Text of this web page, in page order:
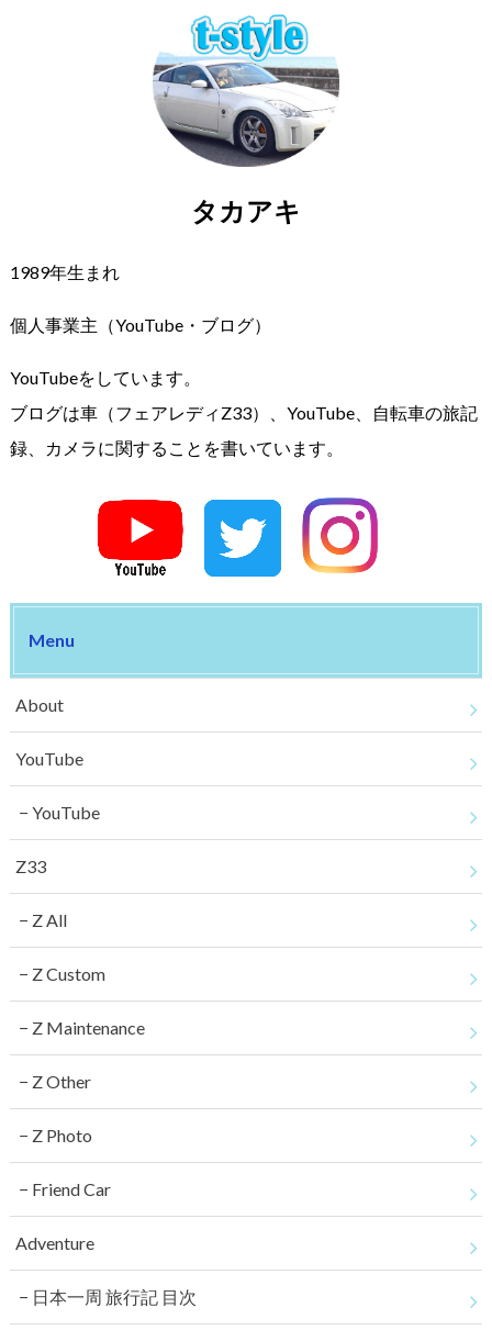
タカアキ
1989年生まれ
個人事業主（YouTube・ブログ）
YouTubeをしています。
ブログは車（フェアレディZ33）、YouTube、自転車の旅記
録、カメラに関することを書いています。
Menu
About
YouTube
YouTube
Z33
Z All
Z Custom
Z Maintenance
Z Other
Z Photo
Friend Car
Adventure
日本一周 旅行記 目次